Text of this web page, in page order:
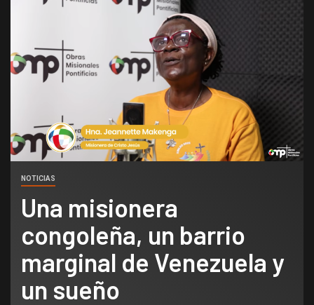
NOTICIAS
Una misionera
congoleña, un barrio
marginal de Venezuela y
un sueño